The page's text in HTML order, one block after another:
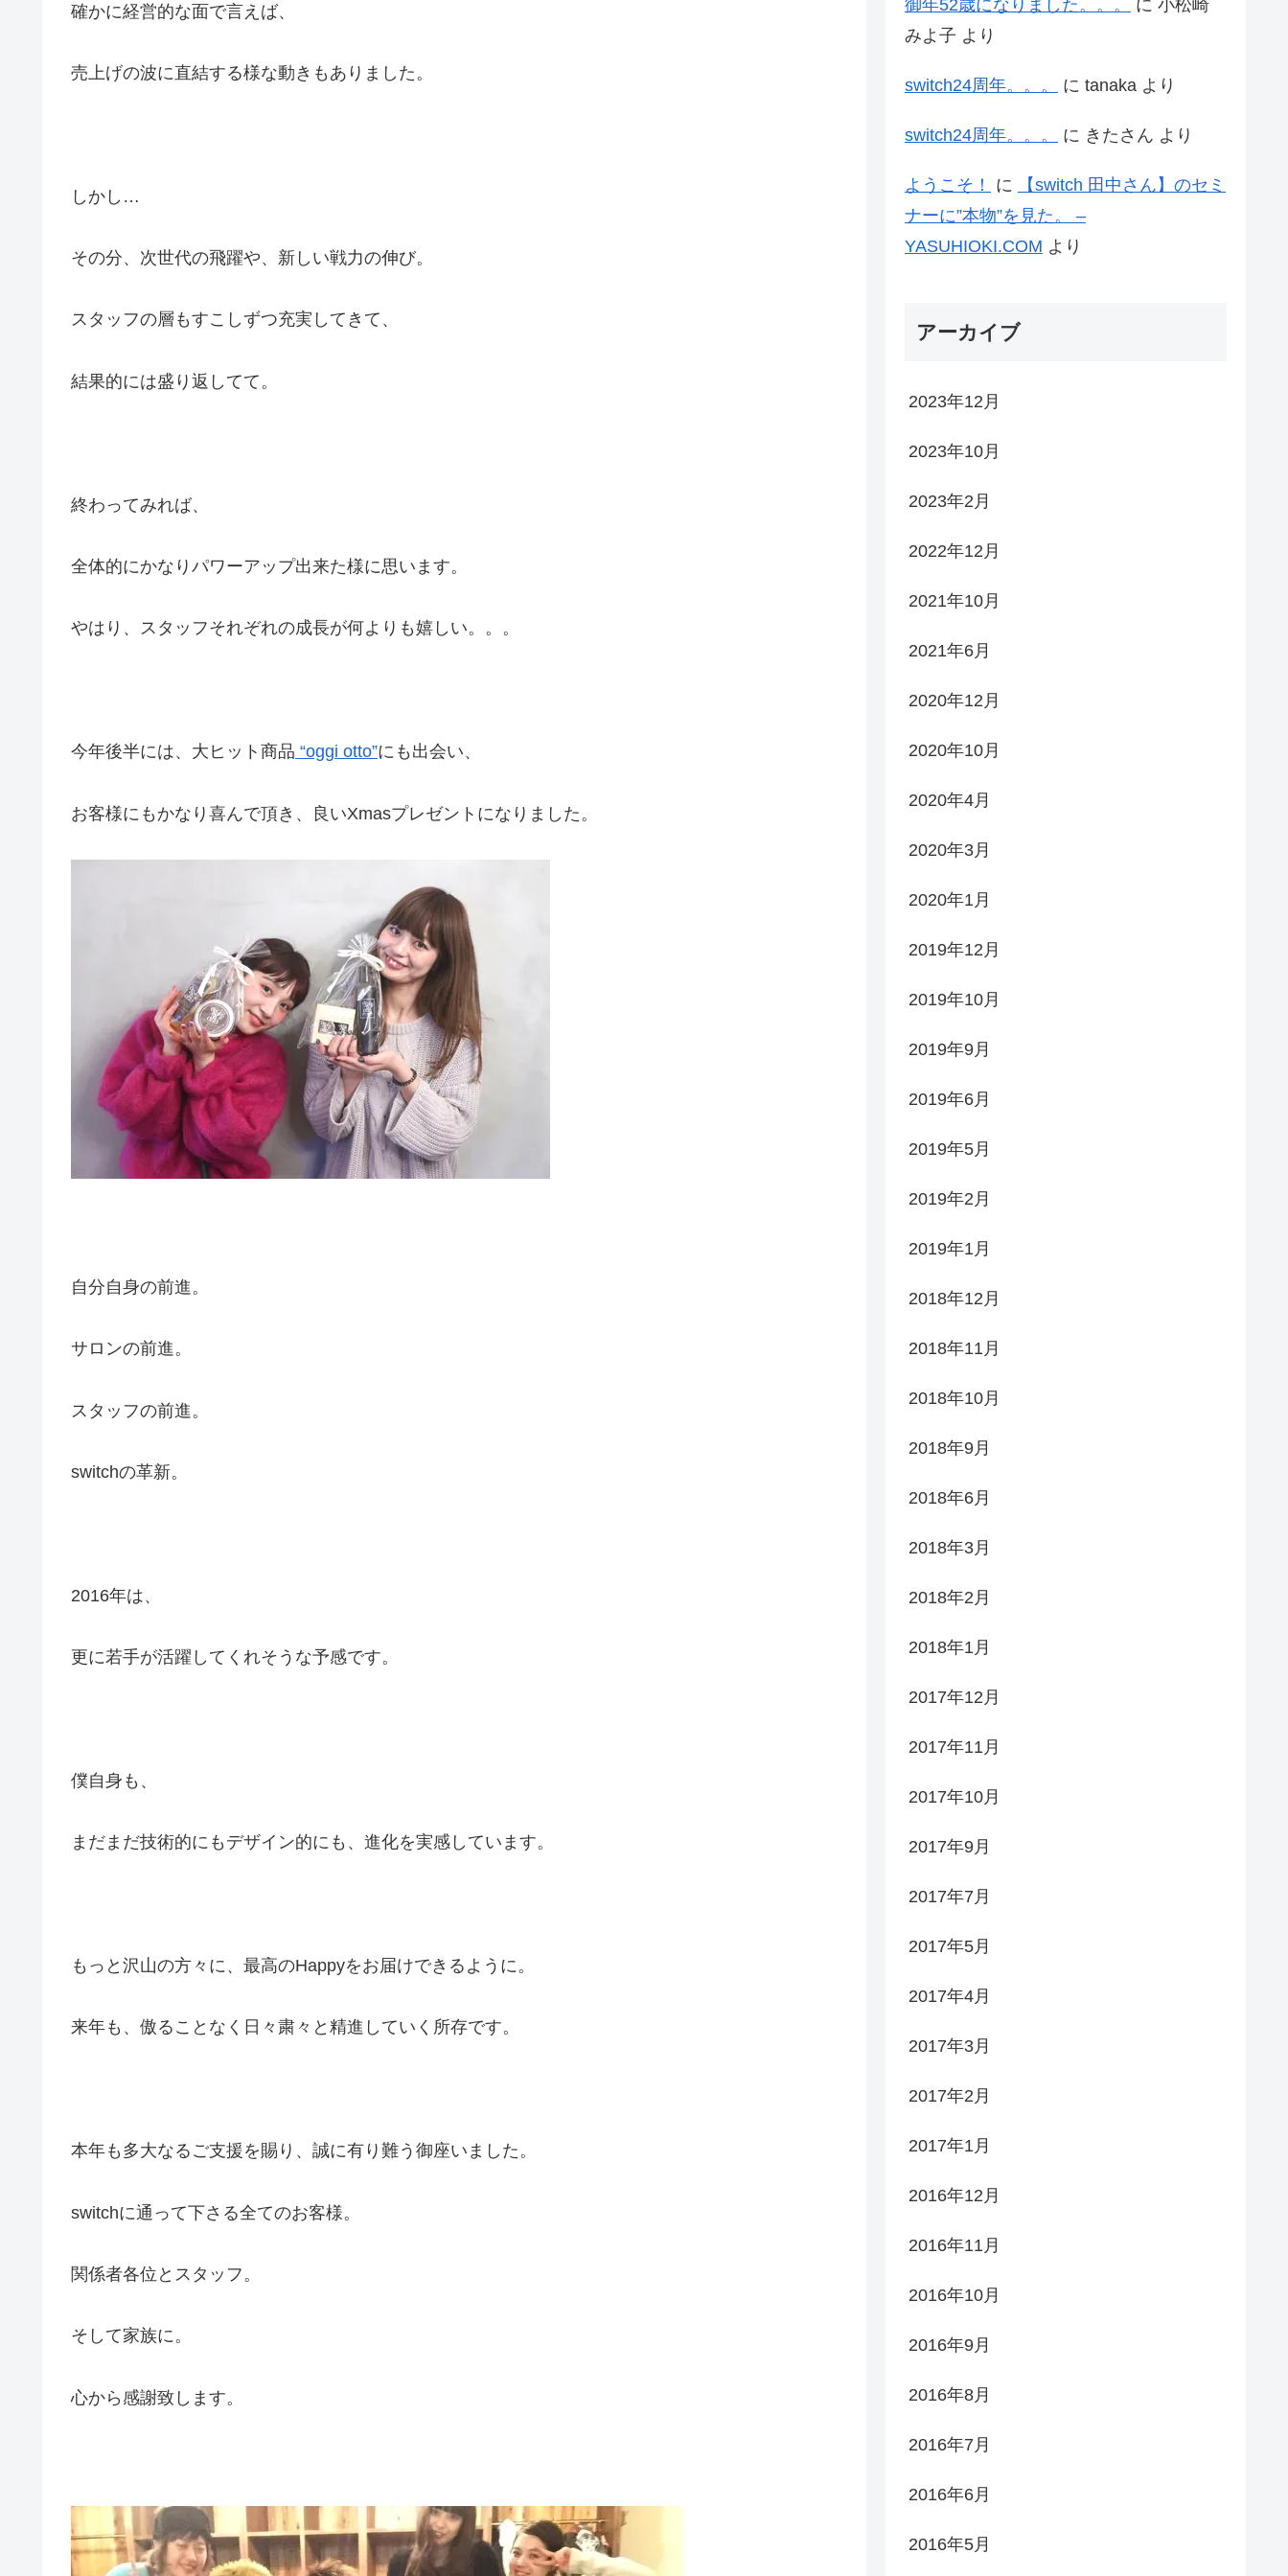
確かに経営的な面で言えば、
売上げの波に直結する様な動きもありました。
しかし…
その分、次世代の飛躍や、新しい戦力の伸び。
スタッフの層もすこしずつ充実してきて、
結果的には盛り返してて。
終わってみれば、
全体的にかなりパワーアップ出来た様に思います。
やはり、スタッフそれぞれの成長が何よりも嬉しい。。。
今年後半には、大ヒット商品 “oggi otto”にも出会い、
お客様にもかなり喜んで頂き、良いXmasプレゼントになりました。
自分自身の前進。
サロンの前進。
スタッフの前進。
switchの革新。
2016年は、
更に若手が活躍してくれそうな予感です。
僕自身も、
まだまだ技術的にもデザイン的にも、進化を実感しています。
もっと沢山の方々に、最高のHappyをお届けできるように。
来年も、傲ることなく日々粛々と精進していく所存です。
本年も多大なるご支援を賜り、誠に有り難う御座いました。
switchに通って下さる全てのお客様。
関係者各位とスタッフ。
そして家族に。
心から感謝致します。
御年52歳になりました。。。 に 小松崎
みよ子 より
switch24周年。。。 に tanaka より
switch24周年。。。 に きたさん より
ようこそ！ に
【switch 田中さん】のセミ
ナーに”本物”を見た。 –
YASUHIOKI.COM より
アーカイブ
2023年12月
2023年10月
2023年2月
2022年12月
2021年10月
2021年6月
2020年12月
2020年10月
2020年4月
2020年3月
2020年1月
2019年12月
2019年10月
2019年9月
2019年6月
2019年5月
2019年2月
2019年1月
2018年12月
2018年11月
2018年10月
2018年9月
2018年6月
2018年3月
2018年2月
2018年1月
2017年12月
2017年11月
2017年10月
2017年9月
2017年7月
2017年5月
2017年4月
2017年3月
2017年2月
2017年1月
2016年12月
2016年11月
2016年10月
2016年9月
2016年8月
2016年7月
2016年6月
2016年5月